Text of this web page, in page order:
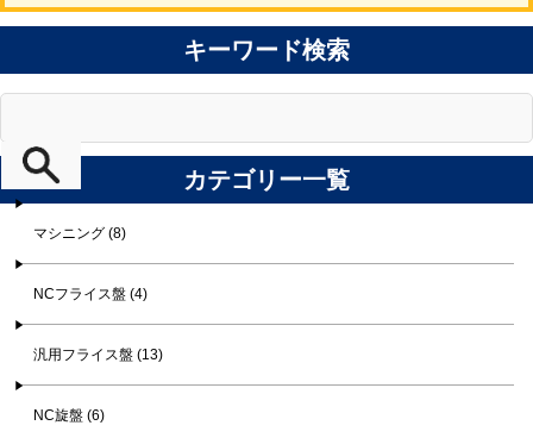
キーワード検索
カテゴリー一覧
マシニング (8)
NCフライス盤 (4)
汎用フライス盤 (13)
NC旋盤 (6)